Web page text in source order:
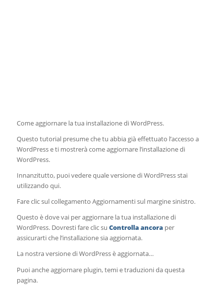
Come aggiornare la tua installazione di WordPress.
Questo tutorial presume che tu abbia già effettuato l’accesso a
WordPress e ti mostrerà come aggiornare l’installazione di
WordPress.
Innanzitutto, puoi vedere quale versione di WordPress stai
utilizzando qui.
Fare clic sul collegamento Aggiornamenti sul margine sinistro.
Questo è dove vai per aggiornare la tua installazione di
WordPress. Dovresti fare clic su Controlla ancora per
assicurarti che l’installazione sia aggiornata.
La nostra versione di WordPress è aggiornata…
Puoi anche aggiornare plugin, temi e traduzioni da questa
pagina.